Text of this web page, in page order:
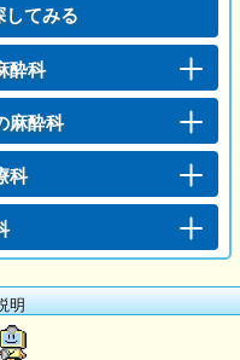
してみる
酔科
麻酔科
科
明